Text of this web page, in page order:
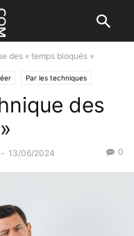
des « temps bloqués »
Par les techniques
des
- 13/06/2024 0